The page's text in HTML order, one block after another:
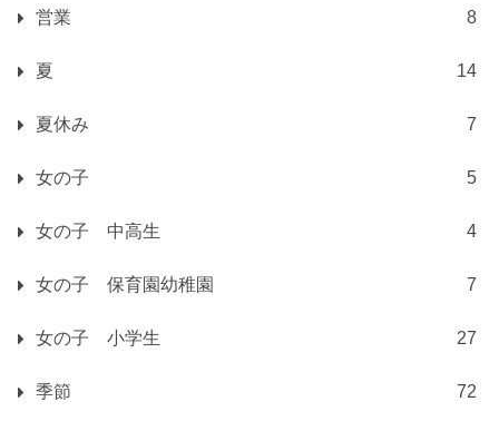
営業 8
夏 14
夏休み 7
女の子 5
女の子 中高生 4
女の子 保育園幼稚園 7
女の子 小学生 27
季節 72